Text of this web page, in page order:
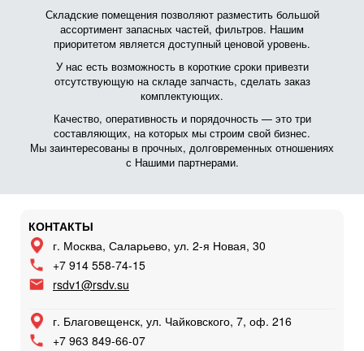
Складские помещения позволяют разместить большой
ассортимент запасных частей, фильтров. Нашим
приоритетом является доступный ценовой уровень.
У нас есть возможность в короткие сроки привезти
отсутствующую на складе запчасть, сделать заказ
комплектующих.
Качество, оперативность и порядочность — это три
составляющих, на которых мы строим свой бизнес.
Мы заинтересованы в прочных, долговременных отношениях
с Нашими партнерами.
КОНТАКТЫ
г. Москва, Саларьево, ул. 2-я Новая, 30
+7 914 558-74-15
rsdv1@rsdv.su
г. Благовещенск, ул. Чайковского, 7, оф. 216
+7 963 849-66-07